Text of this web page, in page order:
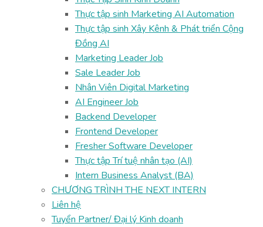
Thực tập sinh Marketing AI Automation
Thực tập sinh Xây Kênh & Phát triển Cộng
Đồng AI
Marketing Leader Job
Sale Leader Job
Nhân Viên Digital Marketing
AI Engineer Job
Backend Developer
Frontend Developer
Fresher Software Developer
Thực tập Trí tuệ nhân tạo (AI)
Intern Business Analyst (BA)
CHƯƠNG TRÌNH THE NEXT INTERN
Liên hệ
Tuyển Partner/ Đại lý Kinh doanh